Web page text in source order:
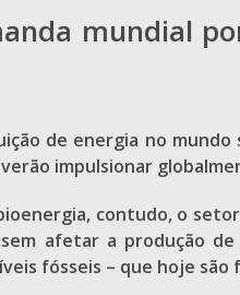
mundial
de energia no mundo
impulsionar
contudo, o
afetar a produção
fósseis – que hoje